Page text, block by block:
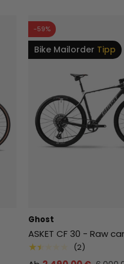
-59%
Bike Mailorder Tipp
Ghost
ASKET CF 30 - Raw
★★★★★ (2)